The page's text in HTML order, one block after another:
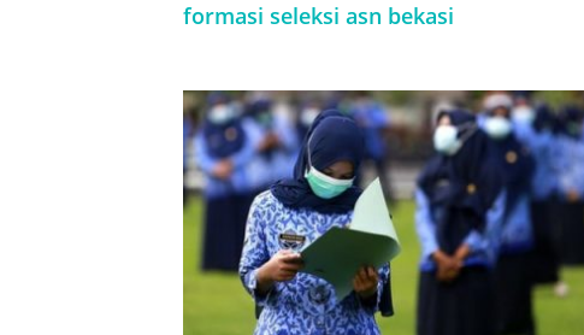
formasi seleksi asn bekasi